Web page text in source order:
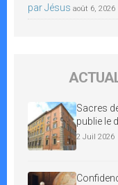
par Jésus août 6, 2026
Sacres
publie le
2 Juil 2026